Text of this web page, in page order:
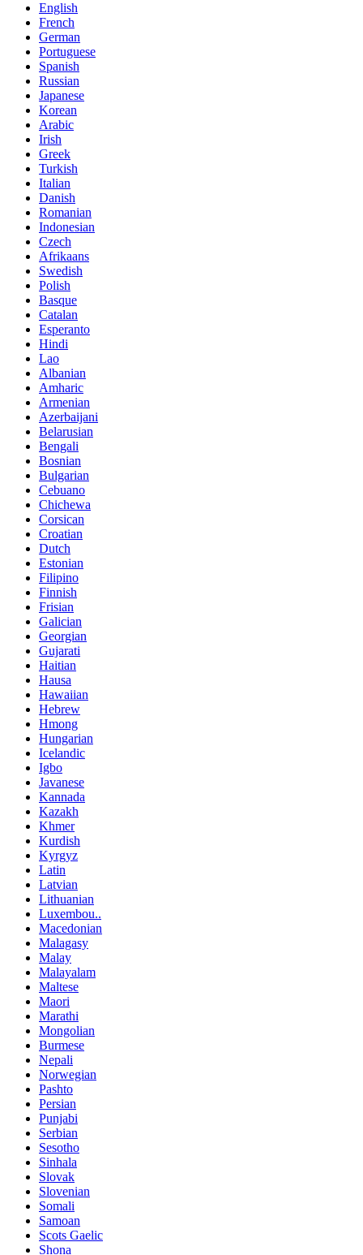
English
French
German
Portuguese
Spanish
Russian
Japanese
Korean
Arabic
Irish
Greek
Turkish
Italian
Danish
Romanian
Indonesian
Czech
Afrikaans
Swedish
Polish
Basque
Catalan
Esperanto
Hindi
Lao
Albanian
Amharic
Armenian
Azerbaijani
Belarusian
Bengali
Bosnian
Bulgarian
Cebuano
Chichewa
Corsican
Croatian
Dutch
Estonian
Filipino
Finnish
Frisian
Galician
Georgian
Gujarati
Haitian
Hausa
Hawaiian
Hebrew
Hmong
Hungarian
Icelandic
Igbo
Javanese
Kannada
Kazakh
Khmer
Kurdish
Kyrgyz
Latin
Latvian
Lithuanian
Luxembou..
Macedonian
Malagasy
Malay
Malayalam
Maltese
Maori
Marathi
Mongolian
Burmese
Nepali
Norwegian
Pashto
Persian
Punjabi
Serbian
Sesotho
Sinhala
Slovak
Slovenian
Somali
Samoan
Scots Gaelic
Shona